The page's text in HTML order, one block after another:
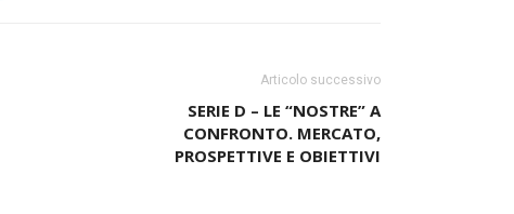
Articolo successivo
SERIE D – LE “NOSTRE” A
CONFRONTO. MERCATO,
PROSPETTIVE E OBIETTIVI